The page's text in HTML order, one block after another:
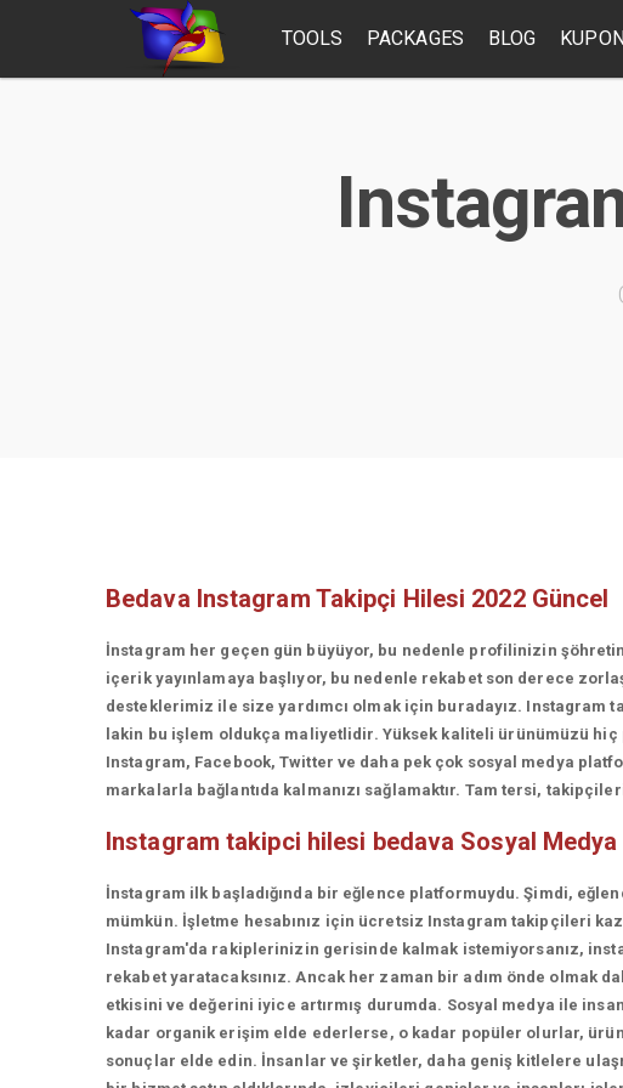
TOOLS PACKAGES BLOG
Bedava Instagram Takipçi Hilesi 2022 Güncel
İnstagram her geçen gün büyüyor, bu nedenle profilinizin
içerik yayınlamaya başlıyor, bu nedenle rekabet son derece
desteklerimiz ile size yardımcı olmak için buradayız. Instagram
lakin bu işlem oldukça maliyetlidir. Yüksek kaliteli ürünümüzü
Instagram, Facebook, Twitter ve daha pek çok sosyal medya
markalarla bağlantıda kalmanızı sağlamaktır. Tam tersi,
Instagram takipci hilesi bedava Sosyal
İnstagram ilk başladığında bir eğlence platformuydu. Şimdi,
mümkün. İşletme hesabınız için ücretsiz Instagram takipçileri
Instagram'da rakiplerinizin gerisinde kalmak istemiyorsanız,
rekabet yaratacaksınız. Ancak her zaman bir adım önde olmak
etkisini ve değerini iyice artırmış durumda. Sosyal medya ile
kadar organik erişim elde ederlerse, o kadar popüler olurlar,
sonuçlar elde edin. İnsanlar ve şirketler, daha geniş kitlelere